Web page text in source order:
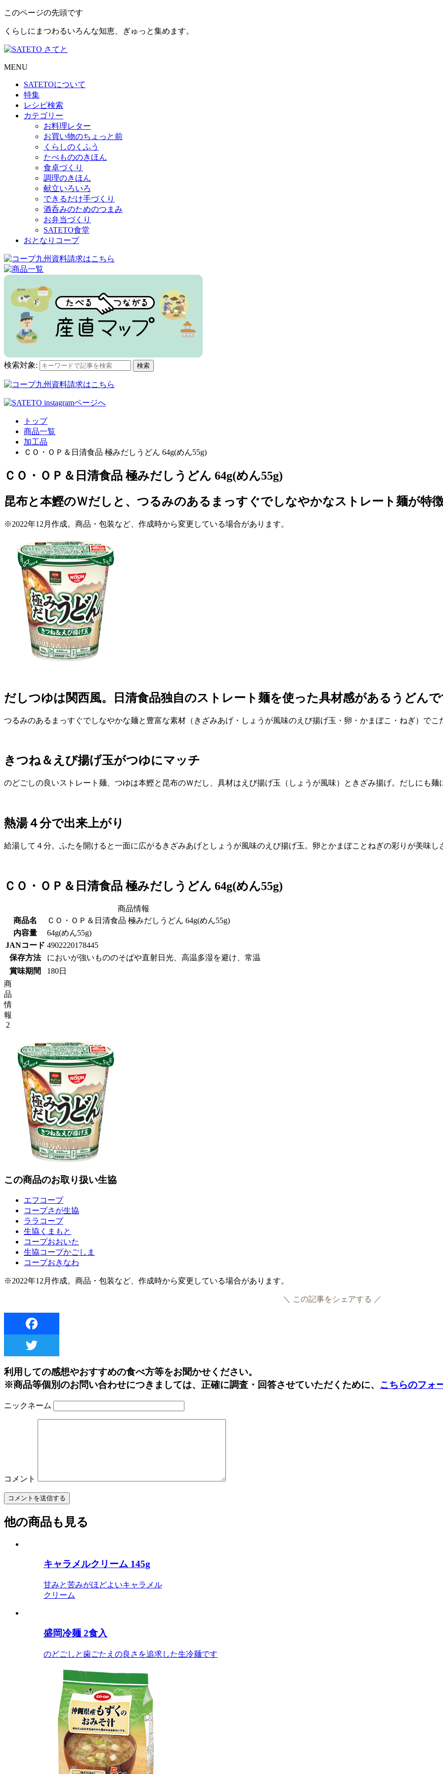
このページの先頭です
くらしにまつわるいろんな知恵、ぎゅっと集めます。
MENU
SATETOについて
特集
レシピ検索
カテゴリー
お料理レター
お買い物のちょっと前
くらしのくふう
たべもののきほん
食卓づくり
調理のきほん
献立いろいろ
できるだけ手づくり
酒呑みのためのつまみ
お弁当づくり
SATETO食堂
おとなりコープ
検索対象: 検索
トップ
商品一覧
加工品
ＣＯ・ＯＰ＆日清食品 極みだしうどん 64g(めん55g)
ＣＯ・ＯＰ＆日清食品 極みだしうどん 64g(めん55g)
昆布と本鰹のＷだしと、つるみのあるまっすぐでしなやかなストレート麺が特
※2022年12月作成。商品・包装など、作成時から変更している場合があります。
だしつゆは関西風。日清食品独自のストレート麺を使った具材感があるうどん
つるみのあるまっすぐでしなやかな麺と豊富な素材（きざみあげ・しょうが風味のえび揚げ玉・卵・かまぼこ・ねぎ）でこ
きつね＆えび揚げ玉がつゆにマッチ
のどごしの良いストレート麺、つゆは本鰹と昆布のＷだし、具材はえび揚げ玉（しょうが風味）ときざみ揚げ。だしにも麺
熱湯４分で出来上がり
給湯して４分。ふたを開けると一面に広がるきざみあげとしょうが風味のえび揚げ玉。卵とかまぼことねぎの彩りが美味し
ＣＯ・ＯＰ＆日清食品 極みだしうどん 64g(めん55g)
商品情報
商品名
ＣＯ・ＯＰ＆日清食品 極みだしうどん 64g(めん55g)
内容量
64g(めん55g)
JANコード 4902220178445
保存方法
においが強いもののそばや直射日光、高温多湿を避け、常温
賞味期間
180日
商
品
情
報
2
この商品のお取り扱い生協
エフコープ
コープさが生協
ララコープ
生協くまもと
コープおおいた
生協コープかごしま
コープおきなわ
※2022年12月作成。商品・包装など、作成時から変更している場合があります。
＼ この記事をシェアする ／
利用しての感想やおすすめの食べ方等をお聞かせください。
※商品等個別のお問い合わせにつきましては、正確に調査・回答させていただくために、 こちらのフォ
ニックネーム
コメント
他の商品も見る
キャラメルクリーム 145g
甘みと苦みがほどよいキャラメル
クリーム
盛岡冷麺 2食入
のどごしと歯ごたえの良さを追求した生冷麺です